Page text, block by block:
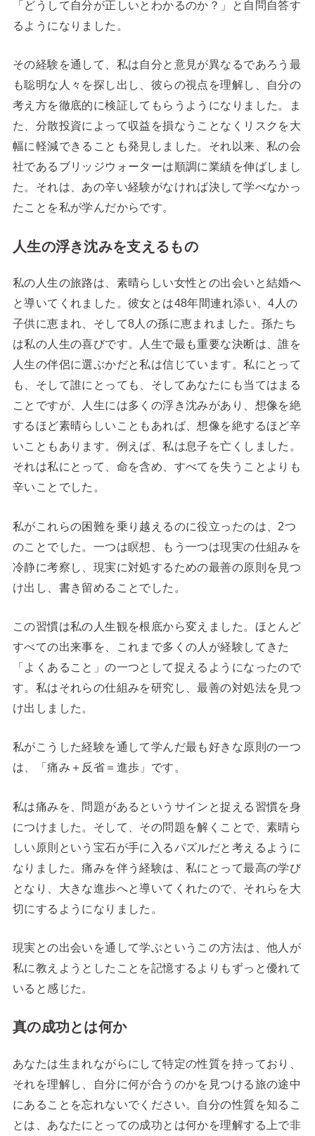
「どうして自分が正しいとわかるのか？」と自問自答す
るようになりました。
その経験を通して、私は自分と意見が異なるであろう最
も聡明な人々を探し出し、彼らの視点を理解し、自分の
考え方を徹底的に検証してもらうようになりました。ま
た、分散投資によって収益を損なうことなくリスクを大
幅に軽減できることも発見しました。それ以来、私の会
社であるブリッジウォーターは順調に業績を伸ばしまし
た。それは、あの辛い経験がなければ決して学べなかっ
たことを私が学んだからです。
人生の浮き沈みを支えるもの
私の人生の旅路は、素晴らしい女性との出会いと結婚へ
と導いてくれました。彼女とは48年間連れ添い、4人の
子供に恵まれ、そして8人の孫に恵まれました。孫たち
は私の人生の喜びです。人生で最も重要な決断は、誰を
人生の伴侶に選ぶかだと私は信じています。私にとって
も、そして誰にとっても、そしてあなたにも当てはまる
ことですが、人生には多くの浮き沈みがあり、想像を絶
するほど素晴らしいこともあれば、想像を絶するほど辛
いこともあります。例えば、私は息子を亡くしました。
それは私にとって、命を含め、すべてを失うことよりも
辛いことでした。
私がこれらの困難を乗り越えるのに役立ったのは、2つ
のことでした。一つは瞑想、もう一つは現実の仕組みを
冷静に考察し、現実に対処するための最善の原則を見つ
け出し、書き留めることでした。
この習慣は私の人生観を根底から変えました。ほとんど
すべての出来事を、これまで多くの人が経験してきた
「よくあること」の一つとして捉えるようになったので
す。私はそれらの仕組みを研究し、最善の対処法を見つ
け出しました。
私がこうした経験を通して学んだ最も好きな原則の一つ
は、「痛み＋反省＝進歩」です。
私は痛みを、問題があるというサインと捉える習慣を身
につけました。そして、その問題を解くことで、素晴ら
しい原則という宝石が手に入るパズルだと考えるように
なりました。痛みを伴う経験は、私にとって最高の学び
となり、大きな進歩へと導いてくれたので、それらを大
切にするようになりました。
現実との出会いを通して学ぶというこの方法は、他人が
私に教えようとしたことを記憶するよりもずっと優れて
いると感じた。
真の成功とは何か
あなたは生まれながらにして特定の性質を持っており、
それを理解し、自分に何が合うのかを見つける旅の途中
にあることを忘れないでください。自分の性質を知るこ
とは、あなたにとっての成功とは何かを理解する上で非